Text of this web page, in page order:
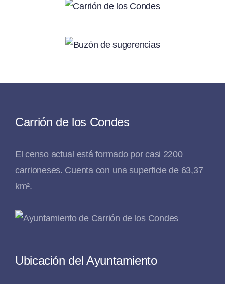
Carrión de los Condes
El censo actual está formado por casi 2200
carrioneses. Cuenta con una superficie de 63,37
km².
Ubicación del Ayuntamiento